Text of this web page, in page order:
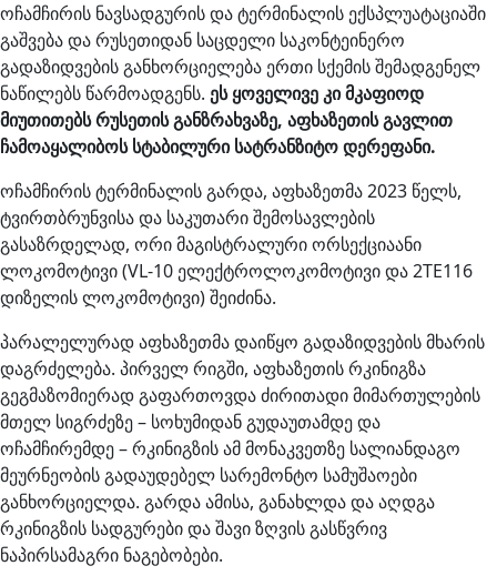
ოჩამჩირის ნავსადგურის და ტერმინალის ექსპლუატაციაში
გაშვება და რუსეთიდან საცდელი საკონტეინერო
გადაზიდვების განხორციელება ერთი სქემის შემადგენელ
ნაწილებს წარმოადგენს. ეს ყოველივე კი მკაფიოდ
მიუთითებს რუსეთის განზრახვაზე, აფხაზეთის გავლით
ჩამოაყალიბოს სტაბილური სატრანზიტო დერეფანი.
ოჩამჩირის ტერმინალის გარდა, აფხაზეთმა 2023 წელს,
ტვირთბრუნვისა და საკუთარი შემოსავლების
გასაზრდელად, ორი მაგისტრალური ორსექციაანი
ლოკომოტივი (VL-10 ელექტროლოკომოტივი და 2TE116
დიზელის ლოკომოტივი) შეიძინა.
პარალელურად აფხაზეთმა დაიწყო გადაზიდვების მხარის
დაგრძელება. პირველ რიგში, აფხაზეთის რკინიგზა
გეგმაზომიერად გაფართოვდა ძირითადი მიმართულების
მთელ სიგრძეზე – სოხუმიდან გუდაუთამდე და
ოჩამჩირემდე – რკინიგზის ამ მონაკვეთზე სალიანდაგო
მეურნეობის გადაუდებელ სარემონტო სამუშაოები
განხორციელდა. გარდა ამისა, განახლდა და აღდგა
რკინიგზის სადგურები და შავი ზღვის გასწვრივ
ნაპირსამაგრი ნაგებობები.